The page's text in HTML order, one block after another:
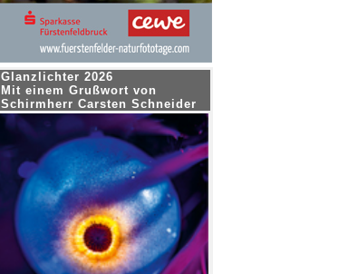
Glanzlichter 2026
Mit einem Grußwort von
Schirmherr Carsten Schneider